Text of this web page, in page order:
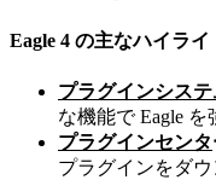
Eagle 4 の主なハイライ
プラグインシステ
な機能で Eagle を
プラグインセンタ
プラグインをダ